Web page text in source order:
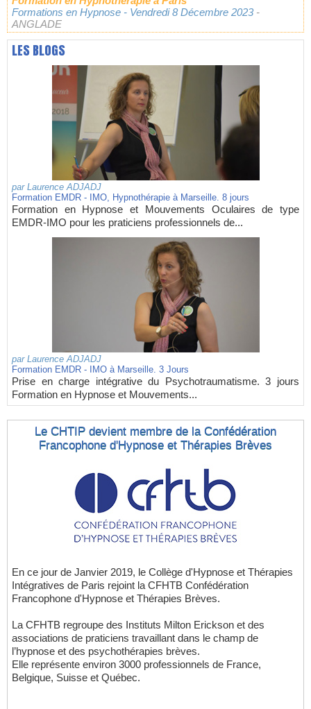
Formations en Hypnose - Vendredi 8 Décembre 2023 -
ANGLADE
LES BLOGS
par Laurence ADJADJ
Formation EMDR - IMO, Hypnothérapie à Marseille. 8 jours
Formation en Hypnose et Mouvements Oculaires de type
EMDR-IMO pour les praticiens professionnels de...
par Laurence ADJADJ
Formation EMDR - IMO à Marseille. 3 Jours
Prise en charge intégrative du Psychotraumatisme. 3 jours
Formation en Hypnose et Mouvements...
Le CHTIP devient membre de la Confédération
Francophone d'Hypnose et Thérapies Brèves
En ce jour de Janvier 2019, le Collège d'Hypnose et Thérapies
Intégratives de Paris rejoint la CFHTB Confédération
Francophone d'Hypnose et Thérapies Brèves.
La CFHTB regroupe des Instituts Milton Erickson et des
associations de praticiens travaillant dans le champ de
l’hypnose et des psychothérapies brèves.
Elle représente environ 3000 professionnels de France,
Belgique, Suisse et Québec.